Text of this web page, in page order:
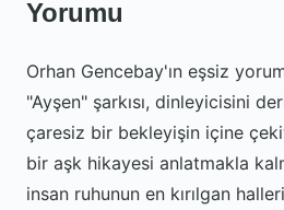
Yorumu
Orhan Gencebay'ın eşsiz
"Ayşen" şarkısı, dinleyicisini
çaresiz bir bekleyişin içine
bir aşk hikayesi anlatmakla
insan ruhunun en kırılgan